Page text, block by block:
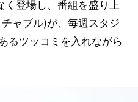
く登場し、番組を盛り上
ャブル)が、毎週スタジ
るツッコミを入れながら